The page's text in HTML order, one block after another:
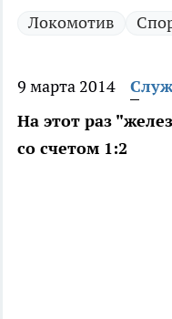
Локомотив
9 марта 2014
На этот раз
со счетом 1:2